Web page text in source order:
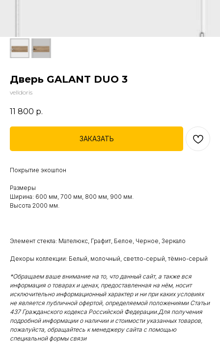
Дверь GALANT DUO 3
velldoris
11 800 р.
ЗАКАЗАТЬ
Покрытие экошпон
Размеры
Ширина: 600 мм, 700 мм, 800 мм, 900 мм.
Высота 2000 мм.
Элемент стекла: Мателюкс, Графит, Белое, Черное, Зеркало
Декоры коллекции: Белый, молочный, светло-серый, тёмно-серый
*Обращаем ваше внимание на то, что данный сайт, а также вся
информация о товарах и ценах, предоставленная на нём, носит
исключительно информационный характер и ни при каких условиях
не является публичной офертой, определяемой положениями Статьи
437 Гражданского кодекса Российской Федерации.Для получения
подробной информации о наличии и стоимости указанных товаров,
пожалуйста, обращайтесь к менеджеру сайта с помощью
специальной формы связи